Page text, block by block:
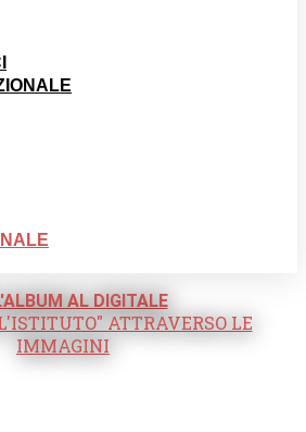
AL DIGITALE
ATTRAVERSO LE
IMMAGINI